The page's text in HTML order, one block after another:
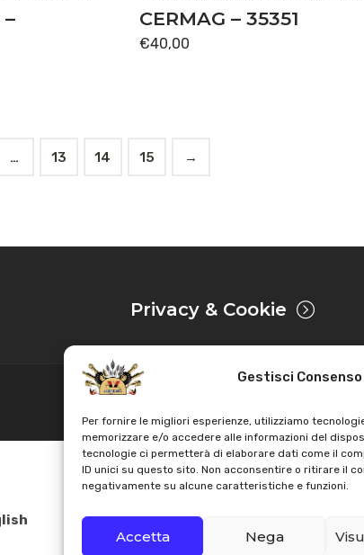
Gestisci Consenso
Per fornire le migliori esperienze, utilizziamo
memorizzare e/o accedere alle informazioni del
tecnologie ci permetterà di elaborare dati come il
ID unici su questo sito. Non acconsentire o ritirare il
negativamente su alcune caratteristiche e funzioni.
Accetta Nega
–
CERMAG – 35351
€40,00
… 13 14 15 →
Privacy & Cookie